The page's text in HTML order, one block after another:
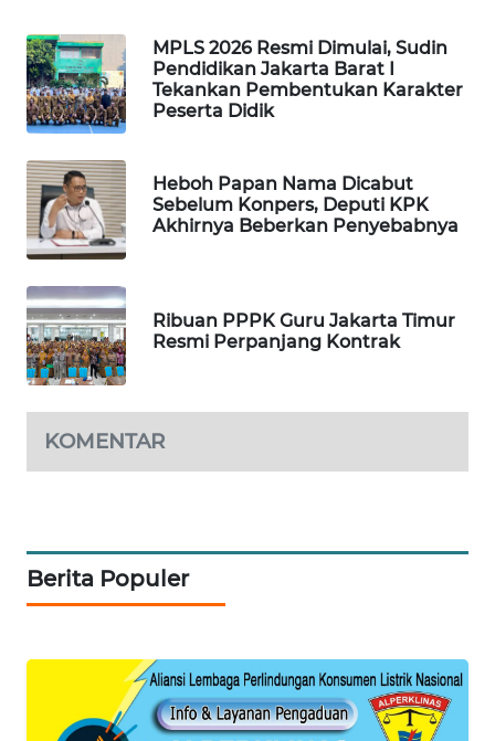
MPLS 2026 Resmi Dimulai, Sudin
Pendidikan Jakarta Barat I
Tekankan Pembentukan Karakter
Peserta Didik
Heboh Papan Nama Dicabut
Sebelum Konpers, Deputi KPK
Akhirnya Beberkan Penyebabnya
Ribuan PPPK Guru Jakarta Timur
Resmi Perpanjang Kontrak
KOMENTAR
Berita Populer
MKLI
LPKKI
KOPEKLIN
KONSUMEN
FORWAMKI
ALPERKLINAS
FORJASIDA
NEWS
SITUNGIR
SIDIKALANG
NEWS